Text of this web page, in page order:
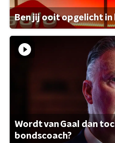
Ben jij ooit opgelicht
Wordt van Gaal dan
bondscoach?